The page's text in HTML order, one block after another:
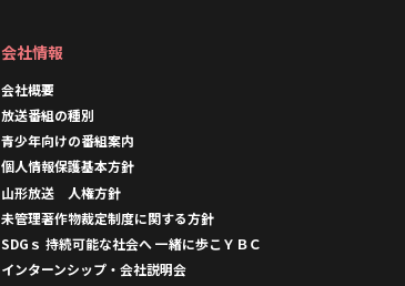
会社情報
会社概要
放送番組の種別
青少年向けの番組案内
個人情報保護基本方針
山形放送 人権方針
未管理著作物裁定制度に関する方針
SDGｓ 持続可能な社会へ 一緒に歩こＹＢＣ
インターンシップ・会社説明会